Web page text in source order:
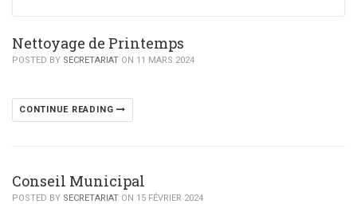
Nettoyage de Printemps
POSTED BY SECRETARIAT ON 11 MARS 2024
CONTINUE READING
Conseil Municipal
POSTED BY SECRETARIAT ON 15 FÉVRIER 2024